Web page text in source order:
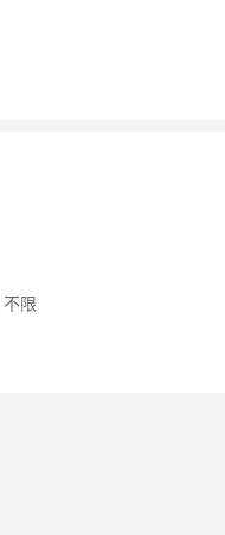
不限